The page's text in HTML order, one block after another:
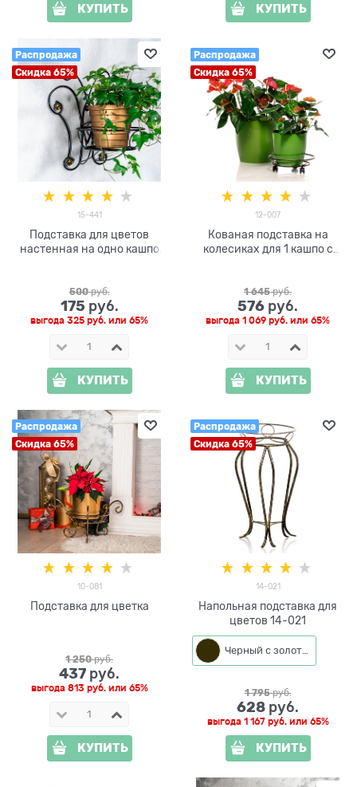
КУПИТЬ КУПИТЬ
Распродажа
Скидка 65%
15-441
Подставка для цветов
настенная на одно кашпо
500 руб.
175 руб.
выгода 325 руб. или 65%
КУПИТЬ
Распродажа
Скидка 65%
12-007
Кованая подставка на
колесиках для 1 кашпо с
1 645 руб.
576 руб.
выгода 1 069 руб. или 65%
КУПИТЬ
Распродажа
Скидка 65%
10-081
Подставка для цветка
1 250 руб.
437 руб.
выгода 813 руб.или 65%
КУПИТЬ
Распродажа
Скидка 65%
14-021
Напольная подставка для
цветов 14-021
Черный с золотом
1 795 руб.
628 руб.
выгода 1 167 руб.или 65%
КУПИТЬ